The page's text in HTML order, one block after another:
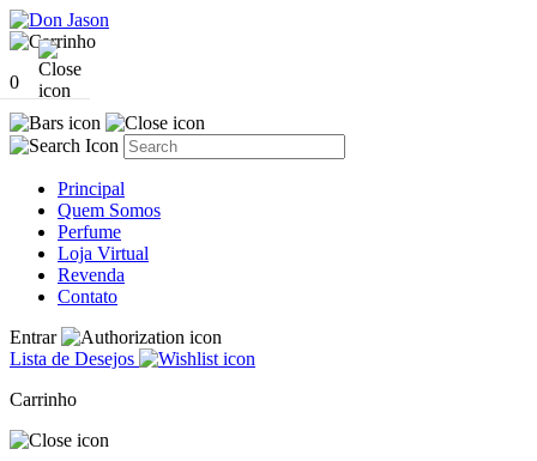
0
Principal
Quem Somos
Perfume
Loja Virtual
Revenda
Contato
Entrar
Lista de Desejos
Carrinho